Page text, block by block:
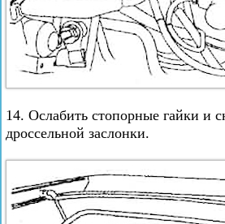
14. Ослабить стопорные гайки и
дроссельной заслонки.